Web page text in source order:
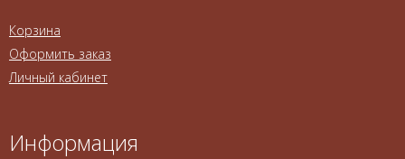
Корзина
Оформить заказ
Личный кабинет
Информация